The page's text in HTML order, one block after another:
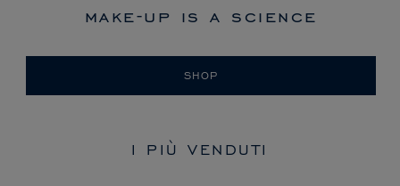
make-up is a science
SHOP
I PIÙ VENDUTI